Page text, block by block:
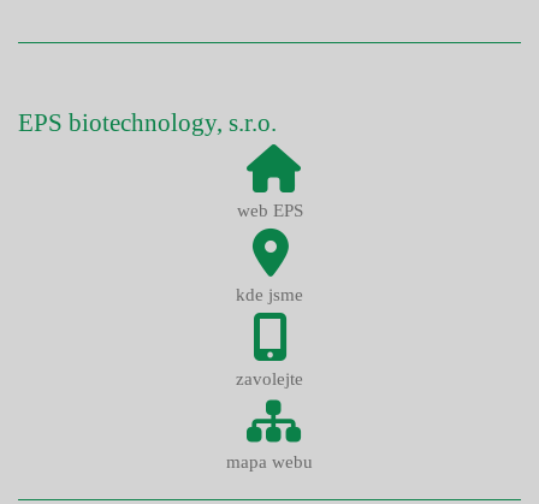
EPS biotechnology, s.r.o.
web EPS
kde jsme
zavolejte
mapa webu